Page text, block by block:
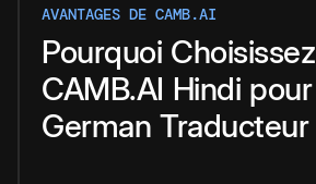
AVANTAGES DE CAMB.AI
Pourquoi Choisissez
CAMB.AI Hindi pour
German Traducteur